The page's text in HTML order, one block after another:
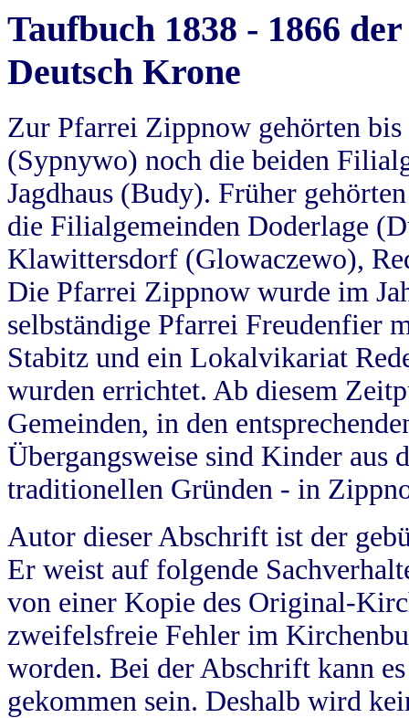
Taufbuch 1838 - 1866
Deutsch Krone
Zur Pfarrei Zippnow gehörten
(Sypnywo) noch die beiden
Jagdhaus (Budy). Früher
die Filialgemeinden Doderlage
Klawittersdorf (Glowaczewo),
Die Pfarrei Zippnow wurde im
selbständige Pfarrei Freudenfier
Stabitz und ein Lokalvikariat
wurden errichtet. Ab diesem
Gemeinden, in den
Übergangsweise sind Kinder aus
traditionellen Gründen - in
Autor dieser Abschrift ist der
Er weist auf folgende
von einer Kopie des Original-
zweifelsfreie Fehler im
worden. Bei der Abschrift kann
gekommen sein. Deshalb wird